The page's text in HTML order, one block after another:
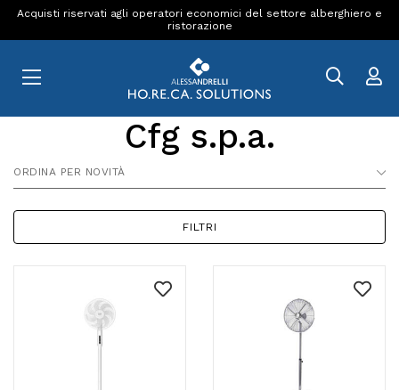
Acquisti riservati agli operatori economici del settore alberghiero e
ristorazione
Cfg s.p.a.
ORDINA PER NOVITÀ
FILTRI